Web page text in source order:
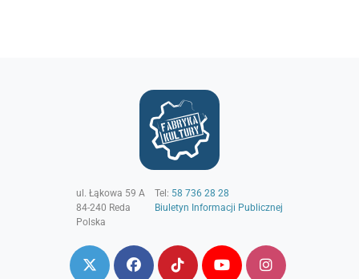
ul. Łąkowa 59 A
84-240 Reda
Polska
Tel: 58 736 28 28
Biuletyn Informacji Publicznej